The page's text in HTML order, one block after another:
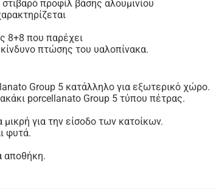
προφίλ βάσης αλουμινίου
8+8 που παρέχει
πτώσης του υαλοπίνακα.
Group 5 κατάλληλο για εξωτερικό χώρο.
porcellanato Group 5 τύπου πέτρας.
για την είσοδο των κατοίκων.
φυτά.
αποθήκη.